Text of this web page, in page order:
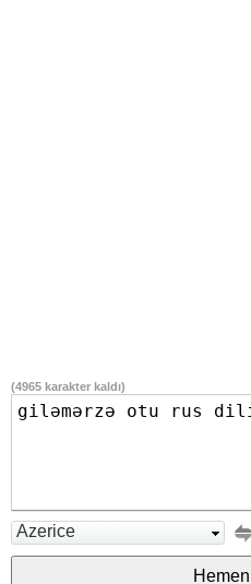
(4965 karakter kaldı)
Azerice